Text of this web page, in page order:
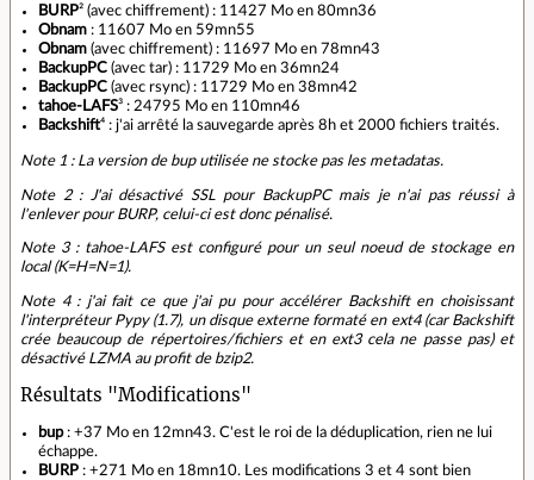
BURP² (avec chiffrement) : 11427 Mo en 80mn36
Obnam : 11607 Mo en 59mn55
Obnam (avec chiffrement) : 11697 Mo en 78mn43
BackupPC (avec tar) : 11729 Mo en 36mn24
BackupPC (avec rsync) : 11729 Mo en 38mn42
tahoe-LAFS³ : 24795 Mo en 110mn46
Backshift⁴ : j'ai arrêté la sauvegarde après 8h et 2000 fichiers traités.
Note 1 : La version de bup utilisée ne stocke pas les metadatas.
Note 2 : J'ai désactivé SSL pour BackupPC mais je n'ai pas réussi à
l'enlever pour BURP, celui-ci est donc pénalisé.
Note 3 : tahoe-LAFS est configuré pour un seul noeud de stockage en
local (K=H=N=1).
Note 4 : j'ai fait ce que j'ai pu pour accélérer Backshift en choisissant
l'interpréteur Pypy (1.7), un disque externe formaté en ext4 (car Backshift
crée beaucoup de répertoires/fichiers et en ext3 cela ne passe pas) et
désactivé LZMA au profit de bzip2.
Résultats "Modifications"
bup: +37 Mo en 12mn43. C'est le roi de la déduplication, rien ne lui
échappe.
BURP : +271 Mo en 18mn10. Les modifications 3 et 4 sont bien